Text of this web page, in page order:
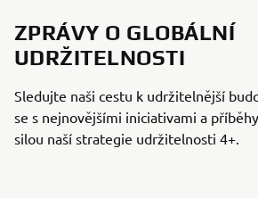
ZPRÁVY O GLOBÁLNÍ
UDRŽITELNOSTI
Sledujte naši cestu k udržitelnější
se s nejnovějšími iniciativami a
silou naší strategie udržitelnosti 4+.